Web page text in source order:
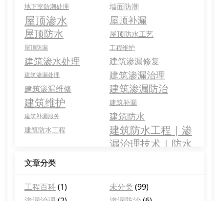
地下室防潮处理 墙面防潮
屋顶渗水 屋顶补漏
屋顶防水 屋顶防水工艺
屋顶防漏 工程维护
建筑渗水处理 建筑渗漏修复
建筑渗漏处理 建筑渗漏治理
建筑渗漏维修 建筑渗漏防治
建筑维护 建筑补漏
建筑补漏服务 建筑防水
建筑防水工程
建筑防水工程 | 渗
漏治理技术 | 防水
文章分类
工程百科(1) 未分类(99)